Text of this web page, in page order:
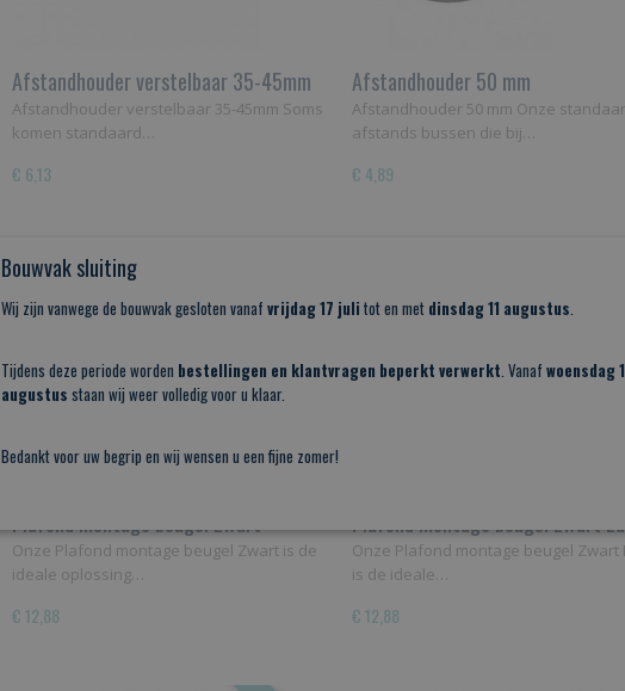
Afstandhouder verstelbaar 35-45mm
Afstandhouder verstelbaar 35-45mm Soms
komen standaard…
€ 6,13
Afstandhouder 50 mm
Afstandhouder 50 mm Onze
afstands bussen die bij…
€ 4,89
Plafond montage beugel Zwart
Onze Plafond montage beugel Zwart is de
ideale oplossing…
€ 12,88
Plafond montage beugel Zwart
Onze Plafond montage beugel Zwart
is de ideale…
€ 12,88
Bouwvak sluiting
Wij zijn vanwege de bouwvak gesloten vanaf vrijdag 17 juli tot en met dinsdag 11 augustus.
Tijdens deze periode worden bestellingen en klantvragen beperkt verwerkt. Vanaf woensdag
augustus staan wij weer volledig voor u klaar.
Bedankt voor uw begrip en wij wensen u een fijne zomer!